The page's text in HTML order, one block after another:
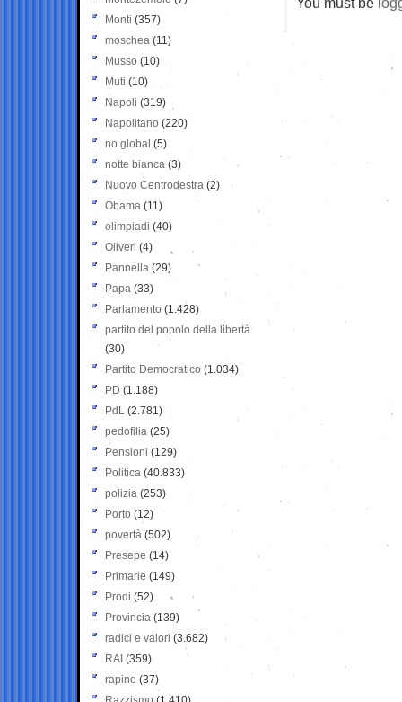
Monti (357)
moschea (11)
Musso (10)
Muti (10)
Napoli (319)
Napolitano (220)
no global (5)
notte bianca (3)
Nuovo Centrodestra (2)
Obama (11)
olimpiadi (40)
Oliveri (4)
Pannella (29)
Papa (33)
Parlamento (1.428)
partito del popolo della libertà
(30)
Partito Democratico (1.034)
PD (1.188)
PdL (2.781)
pedofilia (25)
Pensioni (129)
Politica (40.833)
polizia (253)
Porto (12)
povertà (502)
Presepe (14)
Primarie (149)
Prodi (52)
Provincia (139)
radici e valori (3.682)
RAI (359)
rapine (37)